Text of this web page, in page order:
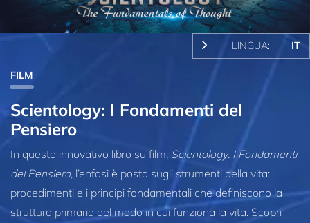
Video
LINGUA: IT
FILM
Scientology: I Fondamenti del
Pensiero
In questo innovativo libro su film, Scientology: I Fondamenti
del Pensiero, l’enfasi è posta sugli strumenti della vita:
procedimenti e i principi fondamentali che definiscono la
struttura primaria del modo in cui funziona la vita. Scopri